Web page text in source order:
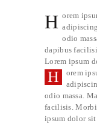
H orem
odio
dapibus
Lorem ipsum
H
orem
odio massa.
facilisis.
ipsum dolor sit